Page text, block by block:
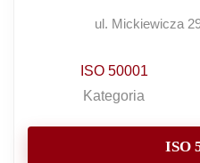
ul. Mickiewicza
ISO 50001
Kategoria
ISO